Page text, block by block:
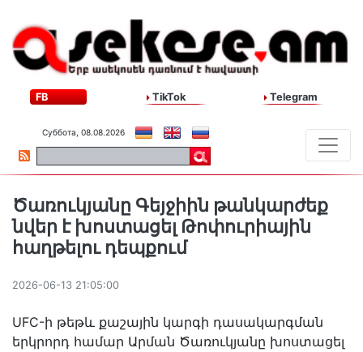
FB TikTok Telegram
Суббота, 08.08.2026
Ծառուկյանը Գեյջիին թանկարժեք
նվեր է խոստացել Թոփուրիային
հաղթելու դեպքում
2026-06-13 21:05:00
UFC-ի թեթև քաշային կարգի դասակարգման
երկրորդ համար Արման Ծառուկյանը խոստացել